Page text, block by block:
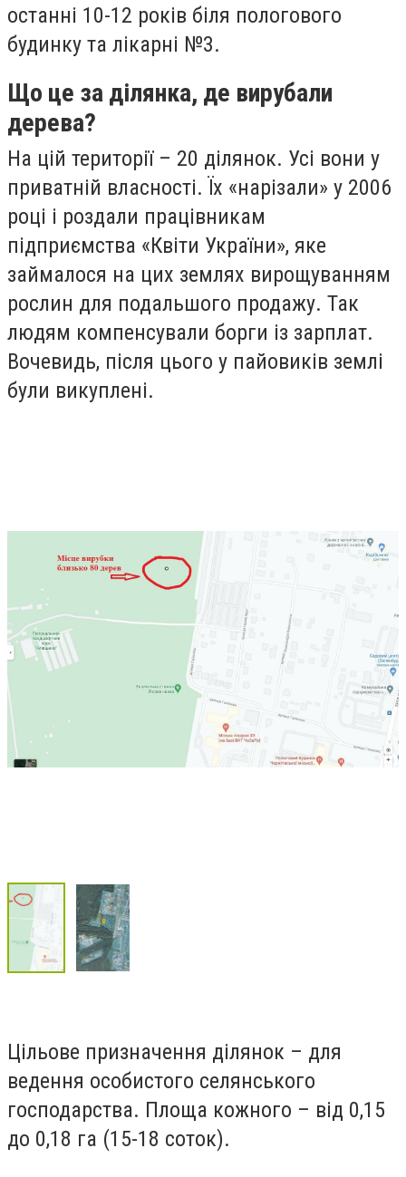
останні 10-12 років біля пологового
будинку та лікарні №3.
Що це за ділянка, де вирубали
дерева?
На цій території – 20 ділянок. Усі вони у
приватній власності. Їх «нарізали» у 2006
році і роздали працівникам
підприємства «Квіти України», яке
займалося на цих землях вирощуванням
рослин для подальшого продажу. Так
людям компенсували борги із зарплат.
Вочевидь, після цього у пайовиків землі
були викуплені.
Цільове призначення ділянок – для
ведення особистого селянського
господарства. Площа кожного – від 0,15
до 0,18 га (15-18 соток).